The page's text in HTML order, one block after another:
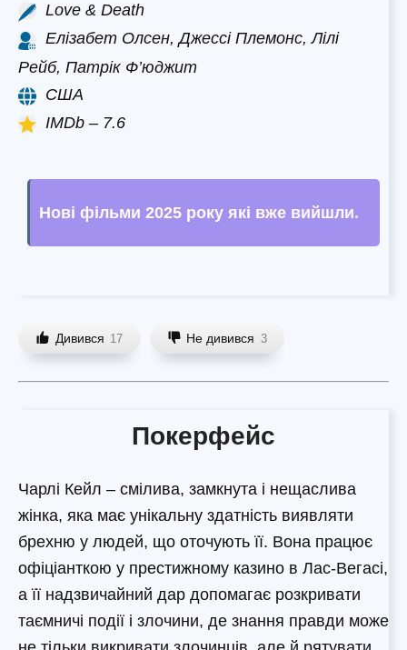
Love & Death
Елізабет Олсен, Джессі Племонс, Лілі
Рейб, Патрік Ф’юджит
США
IMDb – 7.6
Нові фільми 2025 року які вже вийшли.
Дивився 17 Не дивився 3
Покерфейс
Чарлі Кейл – смілива, замкнута і нещаслива
жінка, яка має унікальну здатність виявляти
брехню у людей, що оточують її. Вона працює
офіціанткою у престижному казино в Лас-Вегасі,
а її надзвичайний дар допомагає розкривати
таємничі події і злочини, де знання правди може